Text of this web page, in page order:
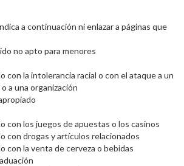
a continuación ni enlazar a páginas que
no apto para menores
con la intolerancia racial o con el ataque a un
a una organización
con los juegos de apuestas o los casinos
con drogas y artículos relacionados
con la venta de cerveza o bebidas